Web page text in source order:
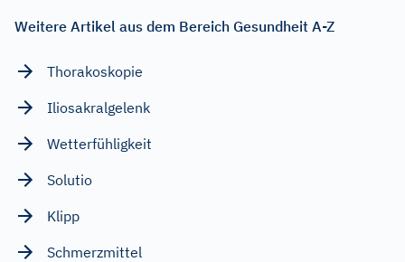
Weitere Artikel aus dem Bereich Gesundheit A-Z
Thorakoskopie
Iliosakralgelenk
Wetterfühligkeit
Solutio
Klipp
Schmerzmittel